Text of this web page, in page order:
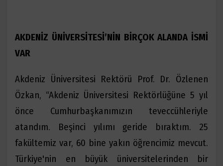
AKDENİZ ÜNİVERSİTESİ’NİN BİRÇOK ALANDA İSMİ
VAR
Akdeniz Üniversitesi Rektörü Prof. Dr. Özlenen
Özkan, “Akdeniz Üniversitesi Rektörlüğüne 5 yıl
önce Cumhurbaşkanımızın teveccühleriyle
atandım. Beşinci yılımı geride bıraktım. 25
fakültemiz var, 60 bine yakın öğrencimiz mevcut.
Türkiye'nin en büyük üniversitelerinden bir